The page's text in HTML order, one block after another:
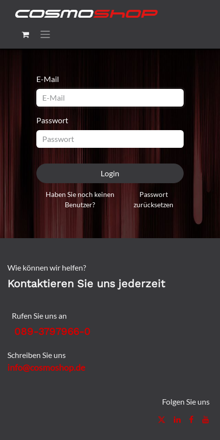
E-Mail
Passwort
Login
Haben Sie noch keinen
Benutzer?
Passwort
zurücksetzen
Wie können wir helfen?
Kontaktieren Sie uns jederzeit
Rufen Sie uns an
089-3797966-0
Schreiben Sie uns
info@cosmoshop.de
Folgen Sie uns